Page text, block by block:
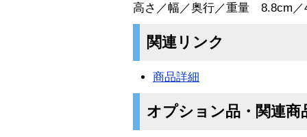
高さ／幅／奥行／重量 8.8cm／
関連リンク
商品詳細
オプション品・関連商